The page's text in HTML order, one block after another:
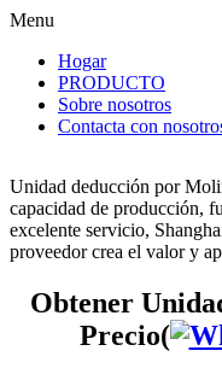
Menu
Hogar
PRODUCTO
Sobre nosotros
Contacta con
Unidad deducción por
capacidad de producción,
excelente servicio,
proveedor crea el valor y
Obtener
Precio(